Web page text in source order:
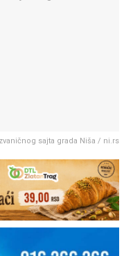
sajta grada Niša / ni.rs